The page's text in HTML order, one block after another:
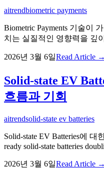
aitrendbiometric payments
Biometric Payments 기술이
치는 실질적인 영향력을 깊
2026년 3월 6일Read Article →
Solid-state EV
흐름과 기회
aitrendsolid-state ev batteries
Solid-state EV Batteries에 대
ready solid-state batteries
2026년 3월 6일Read Article →